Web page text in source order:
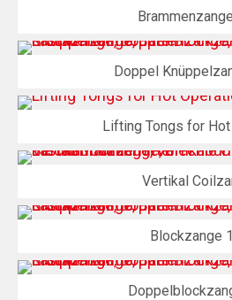
Doppel
Lifting Tongs for
Vertikal
Blockzange